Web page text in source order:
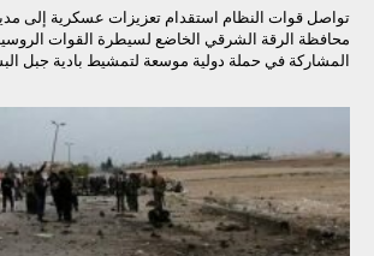
تواصل قوات النظام استقدام تعزيزات عسكرية إلى
محافظة الرقة الشرقي الخاضع لسيطرة القوات الروسية
المشاركة في حملة دولية موسعة لتمشيط بادية جبل